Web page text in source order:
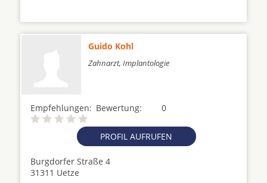
Guido Kohl
Zahnarzt, Implantologie
Empfehlungen: 0
Bewertung:
PROFIL AUFRUFEN
Burgdorfer Straße 4
31311 Uetze